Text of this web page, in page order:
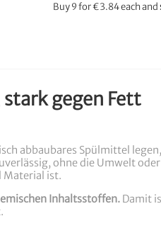
Buy 9 for€3.84each and
gegen Fett
abbaubares Spülmittel
ohne die Umwelt
Material ist.
Inhaltsstoffen. Damit